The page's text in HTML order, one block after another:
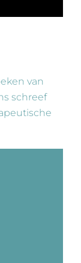
van
schreef